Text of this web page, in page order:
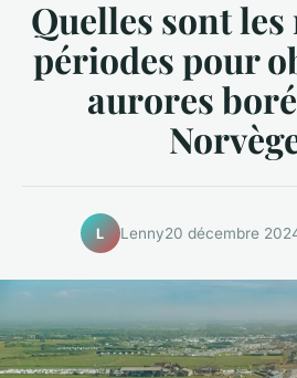
Quelles sont
périodes pour
aurores
L Lenny20 décembre